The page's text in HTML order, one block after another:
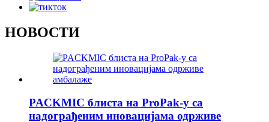
НОВОСТИ
PACKMIC блиста на ProPak-у са
надограђеним иновацијама одрживе